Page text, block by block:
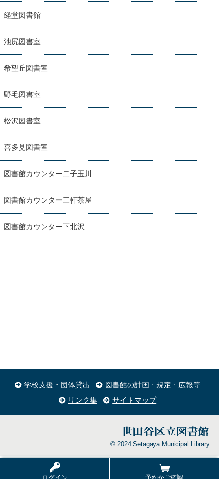
ログイン 予約かご確認
経堂図書館
池尻図書室
希望丘図書室
野毛図書室
松沢図書室
喜多見図書室
図書館カウンター二子玉川
図書館カウンター三軒茶屋
図書館カウンター下北沢
学校支援・団体貸出
図書館の計画・規定・広報等
リンク集
サイトマップ
© 2024 Setagaya Municipal Library